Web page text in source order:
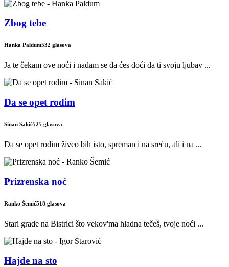
Zbog tebe
Hanka Paldum532 glasova
Ja te čekam ove noći i nadam se da ćes doći da ti svoju ljubav ...
Da se opet rodim
Sinan Sakić525 glasova
Da se opet rodim živeo bih isto, spreman i na sreću, ali i na ...
Prizrenska noć
Ranko Šemić518 glasova
Stari grade na Bistrici što vekov'ma hladna tečeš, tvoje noći ...
Hajde na sto